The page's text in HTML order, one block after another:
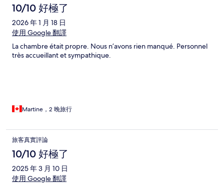
10/10 好極了
2026 年 1 月 18 日
使用 Google 翻譯
La chambre était propre. Nous n’avons rien manqué. Personnel
très accueillant et sympathique.
Martine，2 晚旅行
旅客真實評論
10/10 好極了
2025 年 3 月 10 日
使用 Google 翻譯